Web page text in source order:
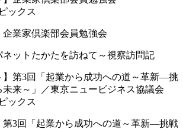
ックス
企業家倶楽部会員勉強会
ネットたかたを訪ねて～視察訪問記
ックス
第3回「起業から成功への道～革新―挑戦